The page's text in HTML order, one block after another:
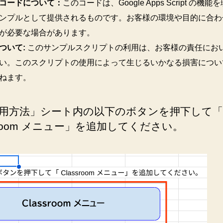
ードについて： このコードは、Google Apps Script の機能を
プルとして提供されるものです。お客様の環境や目的に合
必要な場合があります。
いて: このサンプルスクリプトの利用は、お客様の責任にお
。このスクリプトの使用によって生じるいかなる損害につ
ます。
方法」シート内の以下のボタンを押下して「
メニュー」を追加してください。